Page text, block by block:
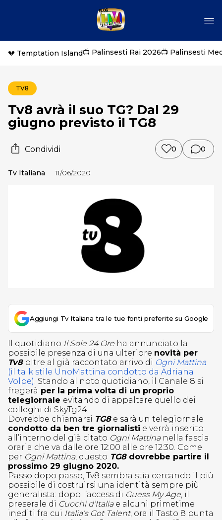
💔 Temptation Island📺 Palinsesti Rai 2026📺 Palinsesti
TV8
Tv8 avrà il suo TG? Dal 29
giugno previsto il TG8
Condividi 0 0
Tv Italiana 11/06/2020
Aggiungi Tv Italiana tra le tue fonti preferite su Google
Il quotidiano Il Sole 24 Ore ha annunciato la
possibile presenza di una ulteriore novità per
Tv8 oltre al già raccontato arrivo di Ogni Mattina
(il talk stile UnoMattina condotto da Adriana
Volpe). Stando al noto quotidiano, il Canale 8 si
fregerà per la prima volta di un proprio
telegiornale evitando di appaltare quello dei
colleghi di SkyTg24.
Dovrebbe chiamarsi TG8e sarà un telegiornale
condotto da ben tre giornalisti e verrà inserito
all’interno del già citato Ogni Mattinanella fascia
oraria che va dalle ore 12:00 alle ore 12:30. Come
per Ogni Mattina, questo TG8dovrebbe partire il
prossimo 29 giugno 2020.
Passo dopo passo, Tv8 sembra stia cercando il più
possibile di costruirsi una identità sempre più
generalista: dopo l’access di Guess My Age, il
preserale di Cuochi d’Italiae alcuni primetime
inediti fra cui Italia’s Got Talent, ora il Tasto 8 punta